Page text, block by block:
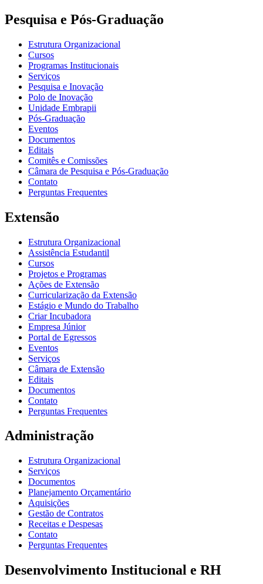
Pesquisa e Pós-Graduação
Estrutura Organizacional
Cursos
Programas Institucionais
Serviços
Pesquisa e Inovação
Polo de Inovação
Unidade Embrapii
Pós-Graduação
Eventos
Documentos
Editais
Comitês e Comissões
Câmara de Pesquisa e Pós-Graduação
Contato
Perguntas Frequentes
Extensão
Estrutura Organizacional
Assistência Estudantil
Cursos
Projetos e Programas
Ações de Extensão
Curricularização da Extensão
Estágio e Mundo do Trabalho
Criar Incubadora
Empresa Júnior
Portal de Egressos
Eventos
Serviços
Câmara de Extensão
Editais
Documentos
Contato
Perguntas Frequentes
Administração
Estrutura Organizacional
Serviços
Documentos
Planejamento Orçamentário
Aquisições
Gestão de Contratos
Receitas e Despesas
Contato
Perguntas Frequentes
Desenvolvimento Institucional e RH